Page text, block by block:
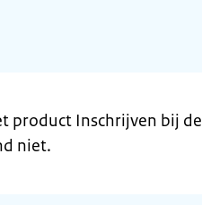
product Inschrijven bij de
niet.